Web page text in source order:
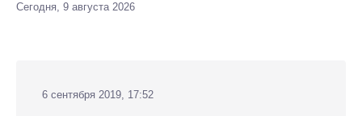
Сегодня, 9 августа 2026
6 сентября 2019, 17:52